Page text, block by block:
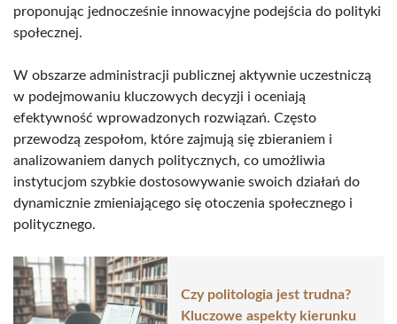
proponując jednocześnie innowacyjne podejścia do polityki
społecznej.
W obszarze administracji publicznej aktywnie uczestniczą
w podejmowaniu kluczowych decyzji i oceniają
efektywność wprowadzonych rozwiązań. Często
przewodzą zespołom, które zajmują się zbieraniem i
analizowaniem danych politycznych, co umożliwia
instytucjom szybkie dostosowywanie swoich działań do
dynamicznie zmieniającego się otoczenia społecznego i
politycznego.
Czy politologia jest trudna?
Kluczowe aspekty kierunku